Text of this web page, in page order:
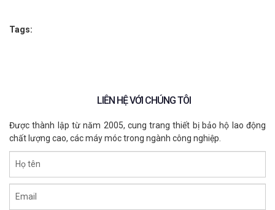
Tags:
LIÊN HỆ VỚI CHÚNG TÔI
Được thành lập từ năm 2005, cung trang thiết bị bảo hộ lao động
chất lượng cao, các máy móc trong ngành công nghiệp.
Họ tên
Email